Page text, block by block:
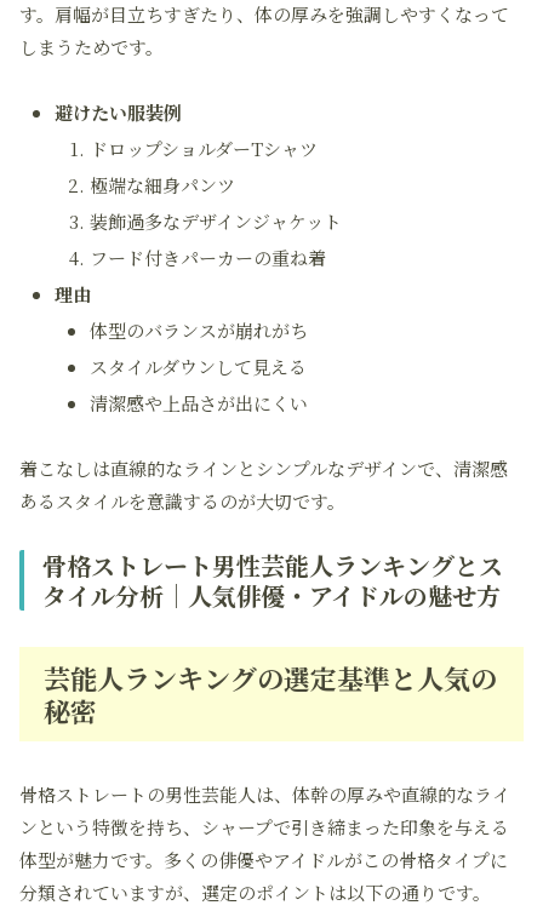
す。肩幅が目立ちすぎたり、体の厚みを強調しやすくなって
しまうためです。
避けたい服装例
ドロップショルダーTシャツ
極端な細身パンツ
装飾過多なデザインジャケット
フード付きパーカーの重ね着
理由
体型のバランスが崩れがち
スタイルダウンして見える
清潔感や上品さが出にくい
着こなしは直線的なラインとシンプルなデザインで、清潔感
あるスタイルを意識するのが大切です。
骨格ストレート男性芸能人ランキングとス
タイル分析｜人気俳優・アイドルの魅せ方
芸能人ランキングの選定基準と人気の
秘密
骨格ストレートの男性芸能人は、体幹の厚みや直線的なライ
ンという特徴を持ち、シャープで引き締まった印象を与える
体型が魅力です。多くの俳優やアイドルがこの骨格タイプに
分類されていますが、選定のポイントは以下の通りです。